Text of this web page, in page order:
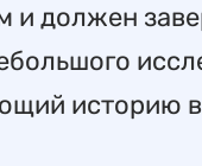
и должен
историю